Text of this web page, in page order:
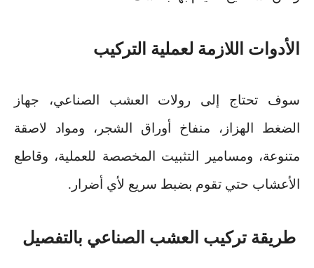
الأدوات اللازمة لعملية التركيب
سوف تحتاج إلى رولات العشب الصناعي، جهاز
الضغط الهزاز، منفاخ أوراق الشجر، ومواد لاصقة
متنوعة، ومسامير التثبيت المخصصة للعملية، وقاطع
الأعشاب حتي تقوم بضبط سريع لأي أضرار .
طريقة تركيب العشب الصناعي بالتفصيل